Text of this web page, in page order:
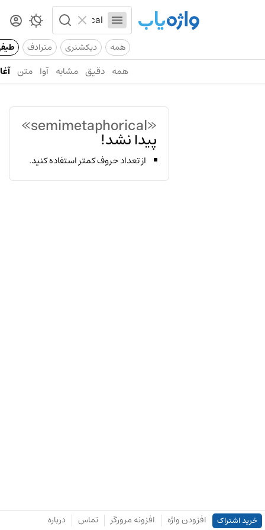
همه دیکشنری مترادف
همه دقیق مشابه آوا متن
«semimetaphorical»
پیدا نشد!
از تعداد حروف کمتر استفاده کنید.
خرید اشتراک افزودن واژه افزونه مرورگر تماس درباره